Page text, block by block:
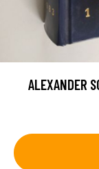
ALEXANDER